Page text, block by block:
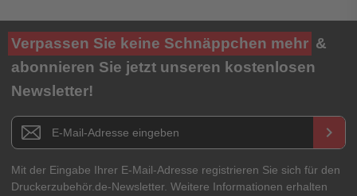
Verpassen Sie keine Schnäppchen mehr &
abonnieren Sie jetzt unseren kostenlosen
Newsletter!
Newsletter E-Mail Adresse keyboard_arrow_right
Mit der Eingabe Ihrer E-Mail-Adresse registrieren Sie sich für den
Druckerzubehör.de-Newsletter. Weitere Informationen erhalten